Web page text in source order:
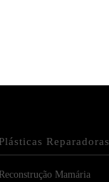
Plásticas Reparadoras
Reconstrução Mamária